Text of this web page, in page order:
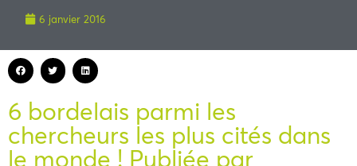
6 janvier 2016
6 bordelais parmi les
chercheurs les plus cités dans
le monde ! Publiée par